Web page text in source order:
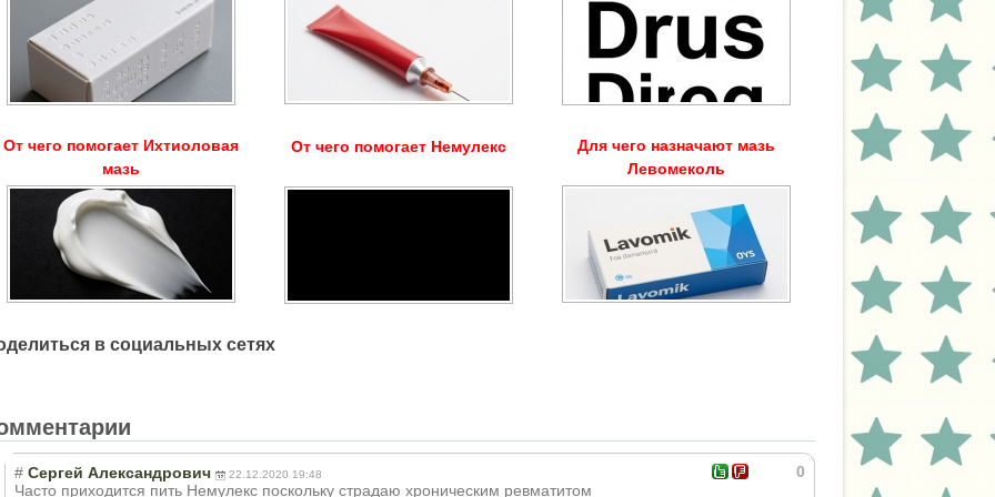
От чего помогает Ихтиоловая
мазь
От чего помогает Немулекс
Для чего назначают мазь
Левомеколь
в социальных сетях
0
# Сергей Александрович 22.12.2020 19:48
Часто приходится пить Немулекс поскольку страдаю хроническим ревматитом